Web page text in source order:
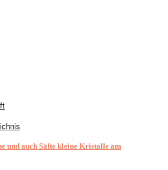
und auch Säfte kleine Kristalle am